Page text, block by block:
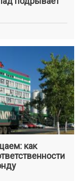
как